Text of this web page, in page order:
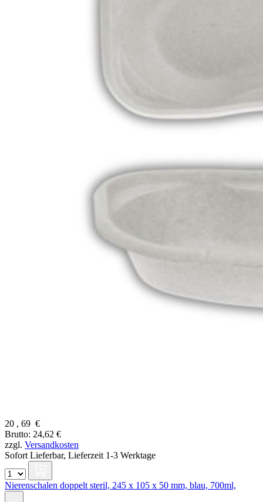
20 , 69 €
Brutto: 24,62 €
zzgl. Versandkosten
Sofort Lieferbar, Lieferzeit 1-3 Werktage
Nierenschalen doppelt steril, 245 x 105 x 50 mm, blau, 700ml,